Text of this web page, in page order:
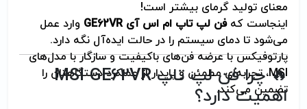
معنای تولید گرمای بیشتر است!
اینجاست کهفن لپ تاپ ام اس آی GE62VR
وارد عمل
می‌شود تا دمای سیستم را در حالت ایده‌آل نگه دارد.
پارتوفیکس با عرضه فن‌های باکیفیت و سازگار با مدل‌های
MSI، تجربه‌ای مطمئن و پایدار از عملکرد دستگاهتان را
تضمین می‌کند.
🔥 چرا فن لپ تاپ MSI GE62VR
اهمیت دارد؟